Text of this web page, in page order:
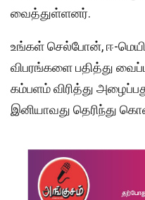
வைத்துள்ளனர்.
உங்கள் செல்போன், ஈ-
விபரங்களை பதித்து
கம்பளம் விரித்து
இனியாவது தெரிந்து